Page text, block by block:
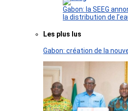
Gabon: la SEEG
la distribution de
Les plus lus
Gabon: création de la